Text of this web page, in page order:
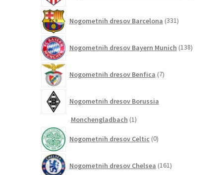
Nogometnih dresov Barcelona 331izdelkov
Nogometnih dresov Bayern Munich 138izdelkov
Nogometnih dresov Benfica 7izdelkov
Nogometnih dresov Borussia
Monchengladbach 11
Nogometnih dresov Celtic 0izdelkov
Nogometnih dresov Chelsea 161izdelkov